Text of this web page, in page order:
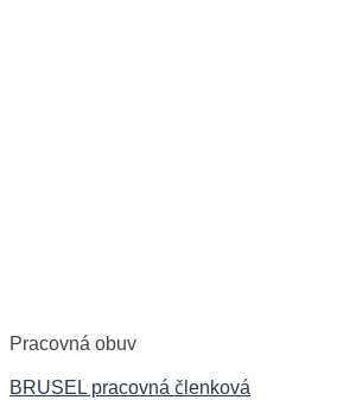
Pracovná obuv
BRUSEL pracovná členková